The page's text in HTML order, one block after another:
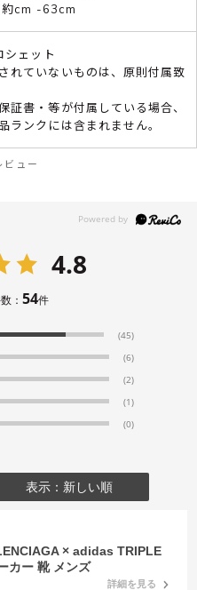
約cm -63cm
シェット
れていないものは、原則付属致
証書・等が付属している場合、
ランクには含まれません。
ビュー
4.8
： 54件
(45)
(6)
(2)
(1)
(0)
表示：新しい順
× adidas TRIPLE
カー 靴 メンズ
詳細を見る